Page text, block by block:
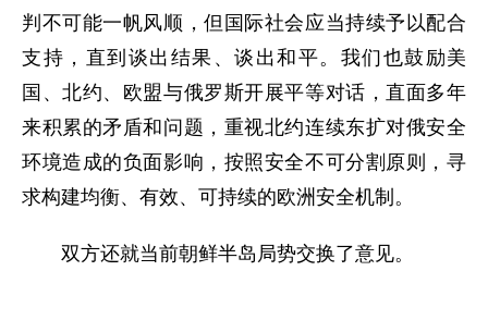
判不可能一帆风顺，但国际社会应当持续予以配合
支持，直到谈出结果、谈出和平。我们也鼓励美
国、北约、欧盟与俄罗斯开展平等对话，直面多年
来积累的矛盾和问题，重视北约连续东扩对俄安全
环境造成的负面影响，按照安全不可分割原则，寻
求构建均衡、有效、可持续的欧洲安全机制。
双方还就当前朝鲜半岛局势交换了意见。